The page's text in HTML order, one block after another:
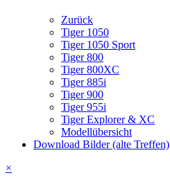
Zurück
Tiger 1050
Tiger 1050 Sport
Tiger 800
Tiger 800XC
Tiger 885i
Tiger 900
Tiger 955i
Tiger Explorer & XC
Modellübersicht
Download Bilder (alte Treffen)
×